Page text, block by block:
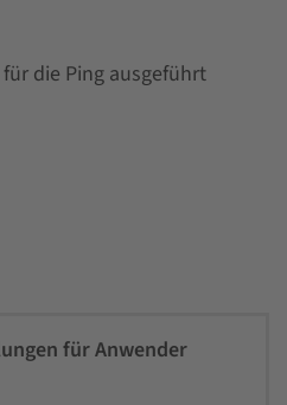
die Ping ausgeführt
für Anwender